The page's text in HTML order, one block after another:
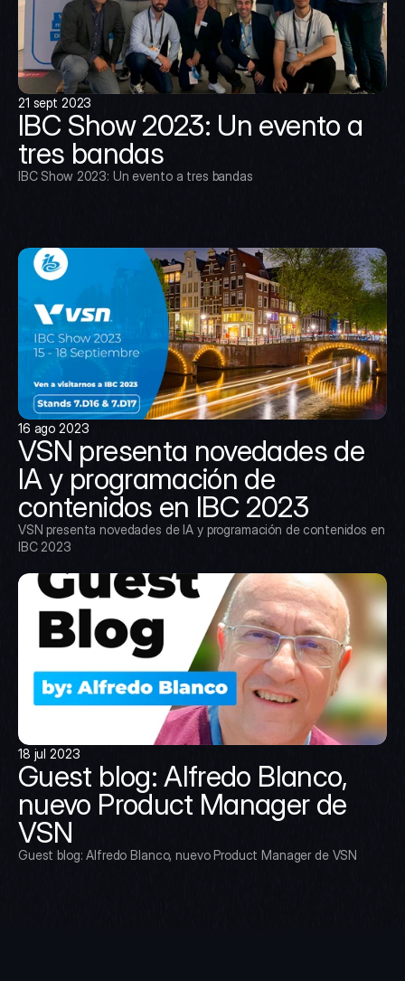
21 sept 2023
IBC Show 2023: Un evento a
tres bandas
IBC Show 2023: Un evento a tres bandas
16 ago 2023
VSN presenta novedades de
IA y programación de
contenidos en IBC 2023
VSN presenta novedades de IA y programación de contenidos en
IBC 2023
18 jul 2023
Guest blog: Alfredo Blanco,
nuevo Product Manager de
VSN
Guest blog: Alfredo Blanco, nuevo Product Manager de VSN